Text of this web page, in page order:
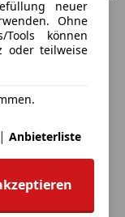
neuer
Ohne
können
oder teilweise
| Anbieterliste